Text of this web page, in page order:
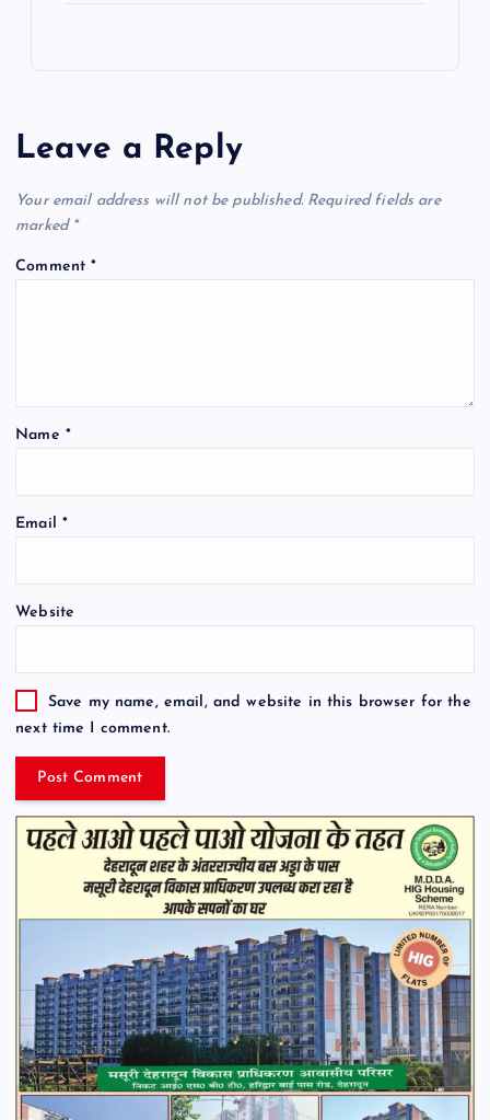
Leave a Reply
Your email address will not be published. Required fields are
marked *
Comment*
Name *
Email *
Website
Save my name, email, and website in this browser for the
next time I comment.